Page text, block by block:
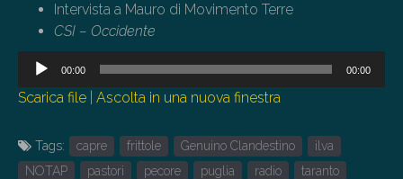
Intervista a Mauro di Movimento Terre
CSI – Occidente
Audio
00:00 00:00
Scarica file Ascolta in una nuova finestra
Tags: capre frittole Genuino Clandestino
ilva
NOTAP
pastori pecore puglia radio
taranto